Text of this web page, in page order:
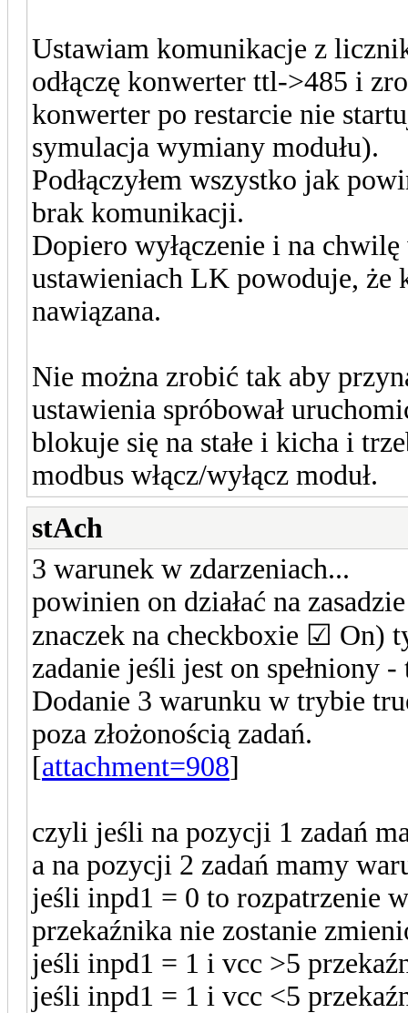
Ustawiam komunikacje z
odłączę konwerter ttl->485 i
konwerter po restarcie nie
symulacja wymiany modułu).
Podłączyłem wszystko jak
brak komunikacji.
Dopiero wyłączenie i na chwilę
ustawieniach LK powoduje, że
nawiązana.
Nie można zrobić tak aby
ustawienia spróbował
blokuje się na stałe i kicha i
modbus włącz/wyłącz moduł.
stAch
3 warunek w zdarzeniach...
powinien on działać na
znaczek na checkboxie ☑ On)
zadanie jeśli jest on spełniony
Dodanie 3 warunku w trybie
poza złożonością zadań.
[attachment=908]
czyli jeśli na pozycji 1 zadań
a na pozycji 2 zadań mamy
jeśli inpd1 = 0 to rozpatrzenie
przekaźnika nie zostanie
jeśli inpd1 = 1 i vcc >5
jeśli inpd1 = 1 i vcc <5